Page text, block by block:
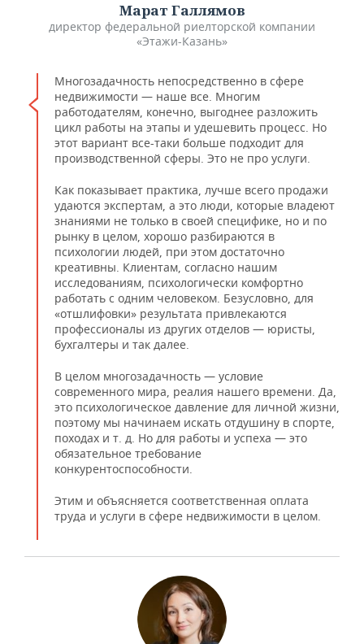
Марат Галлямов
директор федеральной риелторской компании
«Этажи-Казань»
Многозадачность непосредственно в сфере
недвижимости — наше все. Многим
работодателям, конечно, выгоднее разложить
цикл работы на этапы и удешевить процесс. Но
этот вариант все-таки больше подходит для
производственной сферы. Это не про услуги.
Как показывает практика, лучше всего продажи
удаются экспертам, а это люди, которые владеют
знаниями не только в своей специфике, но и по
рынку в целом, хорошо разбираются в
психологии людей, при этом достаточно
креативны. Клиентам, согласно нашим
исследованиям, психологически комфортно
работать с одним человеком. Безусловно, для
«отшлифовки» результата привлекаются
профессионалы из других отделов — юристы,
бухгалтеры и так далее.
В целом многозадачность — условие
современного мира, реалия нашего времени. Да,
это психологическое давление для личной жизни,
поэтому мы начинаем искать отдушину в спорте,
походах и т. д. Но для работы и успеха — это
обязательное требование
конкурентоспособности.
Этим и объясняется соответственная оплата
труда и услуги в сфере недвижимости в целом.